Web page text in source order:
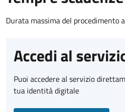
Durata massima del procedimento
Accedi al
Puoi accedere al servizio
tua identità digitale